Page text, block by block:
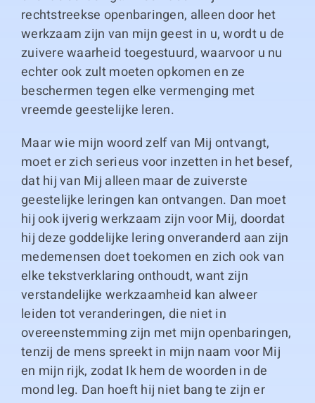
rechtstreekse openbaringen, alleen door het
werkzaam zijn van mijn geest in u, wordt u de
zuivere waarheid toegestuurd, waarvoor u nu
echter ook zult moeten opkomen en ze
beschermen tegen elke vermenging met
vreemde geestelijke leren.
Maar wie mijn woord zelf van Mij ontvangt,
moet er zich serieus voor inzetten in het besef,
dat hij van Mij alleen maar de zuiverste
geestelijke leringen kan ontvangen. Dan moet
hij ook ijverig werkzaam zijn voor Mij, doordat
hij deze goddelijke lering onveranderd aan zijn
medemensen doet toekomen en zich ook van
elke tekstverklaring onthoudt, want zijn
verstandelijke werkzaamheid kan alweer
leiden tot veranderingen, die niet in
overeenstemming zijn met mijn openbaringen,
tenzij de mens spreekt in mijn naam voor Mij
en mijn rijk, zodat Ik hem de woorden in de
mond leg. Dan hoeft hij niet bang te zijn er